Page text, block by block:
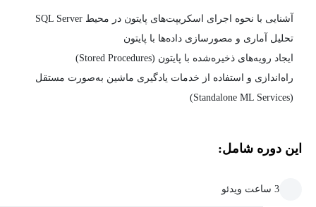
آشنایی با نحوه اجرای اسکریپت‌های پایتون در محیط SQL Server
تحلیل آماری و مصورسازی داده‌ها با پایتون
ایجاد رویه‌های ذخیره‌شده با پایتون (Stored Procedures)
راه‌اندازی و استفاده از خدمات یادگیری ماشین به‌صورت مستقل
(Standalone ML Services)
این دوره شامل:
3 ساعت ویدئو